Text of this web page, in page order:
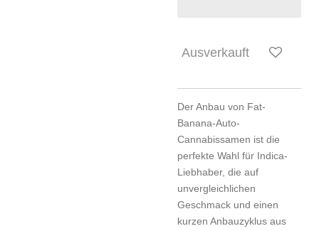
Ausverkauft
Der Anbau von Fat-
Banana-Auto-
Cannabissamen ist die
perfekte Wahl für Indica-
Liebhaber, die auf
unvergleichlichen
Geschmack und einen
kurzen Anbauzyklus aus